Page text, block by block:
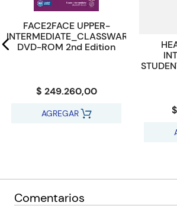
FACE2FACE UPPER-
INTERMEDIATE_CLASSWARE
DVD-ROM 2nd Edition
$ 249.260,00
AGREGAR
Comentarios